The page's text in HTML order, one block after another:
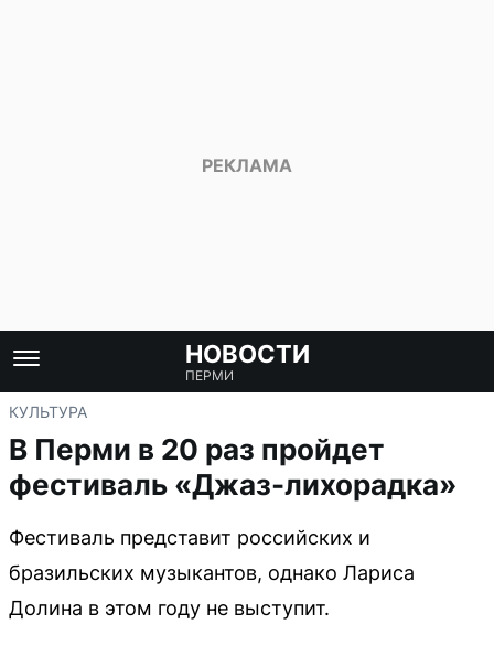
НОВОСТИ
ПЕРМИ
КУЛЬТУРА
В Перми в 20 раз пройдет
фестиваль «Джаз-лихорадка»
Фестиваль представит российских и
бразильских музыкантов, однако Лариса
Долина в этом году не выступит.